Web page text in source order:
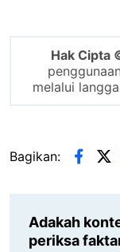
Hak Cipta
melalui
Bagikan:
Adakah
periksa